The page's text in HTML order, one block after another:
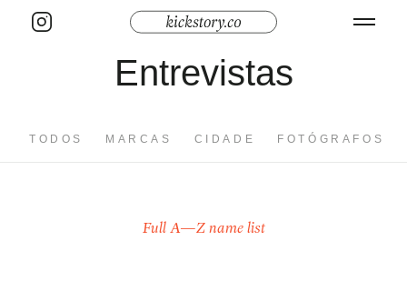
Entrevistas
TODOS MARCAS CIDADE FOTÓGRAFOS
Full A—Z name list